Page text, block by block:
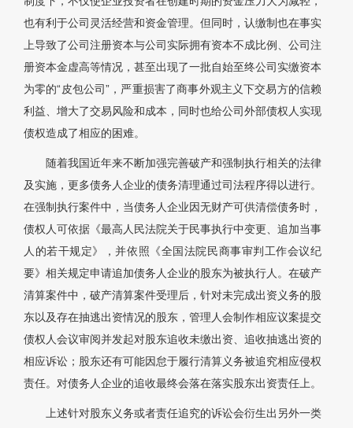
也有利于公司灵活经营和资金管理。但同时，认缴制也在事实
上导致了公司注册资本与公司实际拥有资本不成比例、公司注
册资本金虚高等情况，甚至出现了一批自始至终公司实缴资本
为零的“皮包公司”，严重损害了商事外观主义下交易方的信赖
利益、增大了交易风险和成本，同时也给公司外部债权人实现
债权造成了相应的困难。
随着我国近年来不断加强完善破产和强制执行相关的法律
及实施，更多债务人企业的债务清理通过司法程序得以进行。
在强制执行案件中，当债务人企业因无财产可供清偿债务时，
债权人可依据《最高人民法院关于民事执行中变更、追加当事
人的若干规定》，并依照《全国法院民商事审判工作会议纪
要》相关规定申请追加债务人企业的股东为被执行人。在破产
清算案件中，破产清算案件受理后，针对未完成出资义务的股
东以及存在抽逃出资情况的股东，管理人会制作相应议案提交
债权人会议审阅并发起对股东追收未缴出资、追收抽逃出资的
相应诉讼；股东还有可能因怠于履行清算义务被追究相应侵权
责任。对债务人企业的追收最终会落在落实股东出资责任上。
上述针对股东义务或者责任追究的诉讼会衍生出另外一类